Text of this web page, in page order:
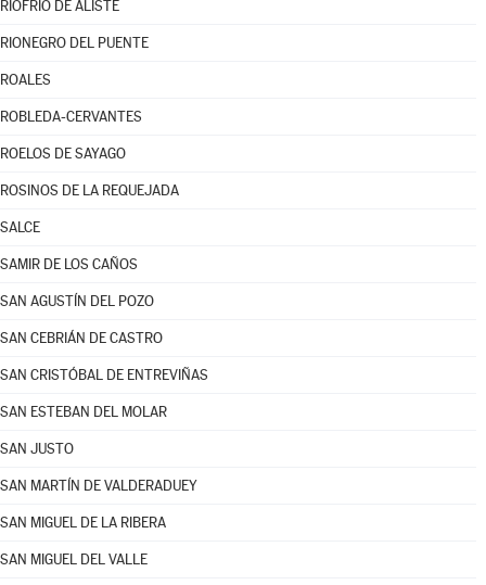
RIOFRÍO DE ALISTE
RIONEGRO DEL PUENTE
ROALES
ROBLEDA-CERVANTES
ROELOS DE SAYAGO
ROSINOS DE LA REQUEJADA
SALCE
SAMIR DE LOS CAÑOS
SAN AGUSTÍN DEL POZO
SAN CEBRIÁN DE CASTRO
SAN CRISTÓBAL DE ENTREVIÑAS
SAN ESTEBAN DEL MOLAR
SAN JUSTO
SAN MARTÍN DE VALDERADUEY
SAN MIGUEL DE LA RIBERA
SAN MIGUEL DEL VALLE